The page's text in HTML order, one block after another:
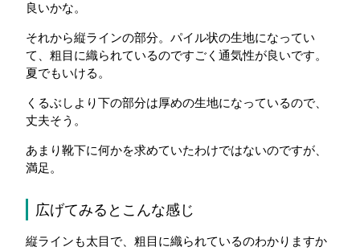
良いかな。
それから縦ラインの部分。パイル状の生地になってい
て、粗目に織られているのですごく通気性が良いです。
夏でもいける。
くるぶしより下の部分は厚めの生地になっているので、
丈夫そう。
あまり靴下に何かを求めていたわけではないのですが、
満足。
広げてみるとこんな感じ
縦ラインも太目で、粗目に織られているのわかりますか